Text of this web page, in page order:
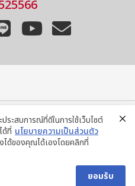
ผ่าน LINE
ะสบการณ์ที่ดีในการใช้เว็บไซต์
ด้ที่ นโยบายความเป็นส่วนตัว
ได้ของคุณได้เองโดยคลิกที่
ยอมรับ